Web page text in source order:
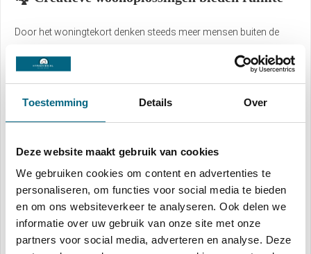
Toestemming Details Over
Deze website maakt gebruik van cookies
We gebruiken cookies om content en advertenties te
personaliseren, om functies voor social media te bieden
en om ons websiteverkeer te analyseren. Ook delen we
informatie over uw gebruik van onze site met onze
partners voor social media, adverteren en analyse. Deze
Door het woningtekort denken steeds meer mensen buiten de
Het splitsen van grote woningen;
Het bouwen van modulaire (verplaatsbare) huizen;
buiten de Randstad bieden vaak meer ruimte, rust en
mogelijkheden – voor een betere prijs.
🔚 Conclusie: de woningmarkt blijft bewegen –